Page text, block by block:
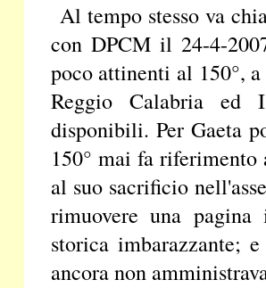
Al tempo stesso va
con DPCM il 24-4-
poco attinenti al 150°,
Reggio Calabria ed
disponibili. Per Gaeta
150° mai fa
al suo sacrificio
rimuovere una pagina
storica imbarazzante;
ancora non